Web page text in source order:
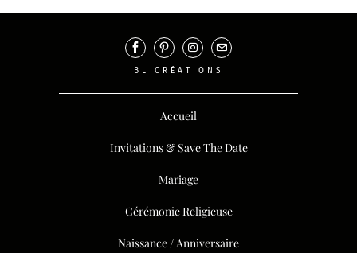
BL CRÉATIONS
Accueil
Invitations & Save The Date
Mariage
Cérémonie Religieuse
Naissance / Anniversaire